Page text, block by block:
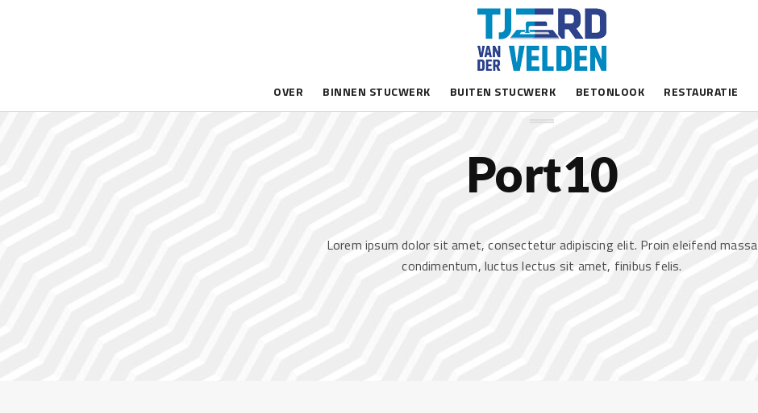
OVER BINNEN STUCWERK BUITEN STUCWERK BETONLOOK RESTAURATIE
WE LOVE OUR BUSINESS
Port10
Lorem ipsum dolor sit amet, consectetur adipiscing elit. Proin eleifend massa
condimentum, luctus lectus sit amet, finibus felis.